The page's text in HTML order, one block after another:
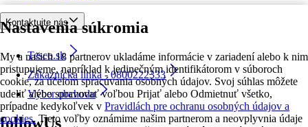
Nastavenia súkromia
My a našich 18 partnerov ukladáme informácie v zariadení alebo k nim
pristupujeme, napríklad k jedinečným identifikátorom v súboroch
cookie, za účelom spracúvania osobných údajov. Svoj súhlas môžete
udeliť alebo spravovať voľbou Prijať alebo Odmietnuť všetko,
prípadne kedykoľvek v Pravidlách pre ochranu osobných údajov a
cookies. Tieto voľby oznámime našim partnerom a neovplyvnia údaje
Kontaktujte nás
Tesco.sk
Zákaznícka linka - 0800222333
Výber obchodu
followUs